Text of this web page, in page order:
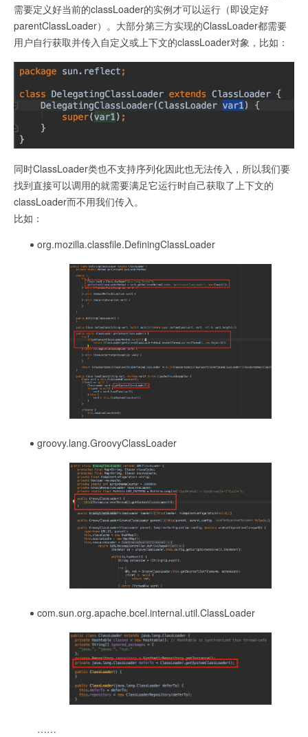
需要定义好当前的classLoader的实例才可以运行（即设定好
parentClassLoader）。大部分第三方实现的ClassLoader都需要
用户自行获取并传入自定义或上下文的classLoader对象，比如：
同时ClassLoader类也不支持序列化因此也无法传入，所以我们要
找到直接可以调用的就需要满足它运行时自己获取了上下文的
classLoader而不用我们传入。
比如：
org.mozilla.classfile.DefiningClassLoader
groovy.lang.GroovyClassLoader
com.sun.org.apache.bcel.internal.util.ClassLoader
……